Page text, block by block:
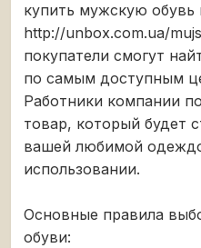
купить мужскую обувь
http://unbox.com.ua/
покупатели смогут
по самым доступным
Работники компании
товар, который будет
вашей любимой
использовании.
Основные правила
обуви: